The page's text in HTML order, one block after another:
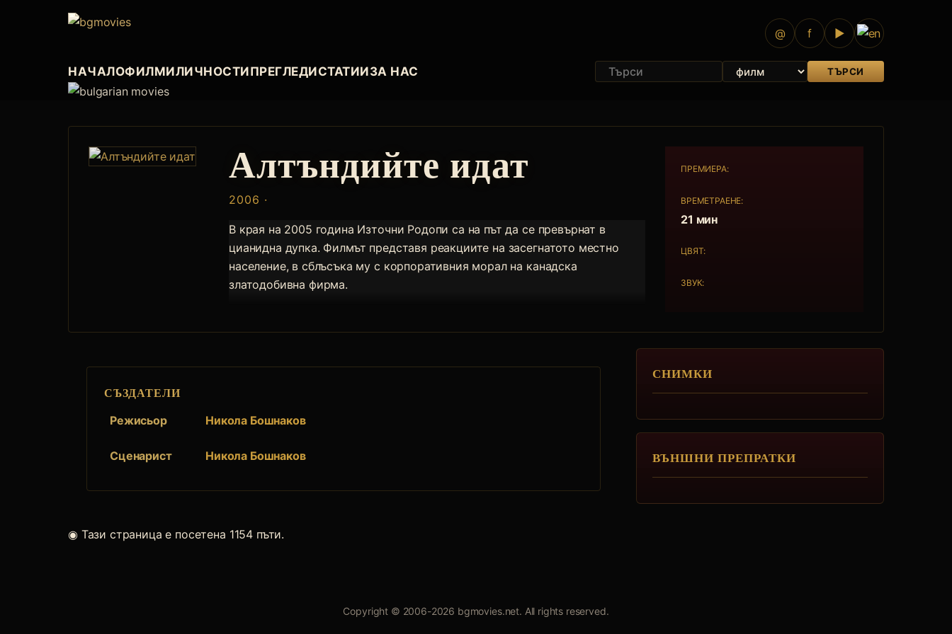
@ f ▶
НАЧАЛОФИЛМИЛИЧНОСТИПРЕГЛЕДИСТАТИИЗА НАС ТЪРСИ
Алтъндийте идат
2006 ·
В края на 2005 година Източни Родопи са на път да се превърнат в
цианидна дупка. Филмът представя реакциите на засегнатото местно
население, в сблъсъка му с корпоративния морал на канадска
златодобивна фирма.
ПРЕМИЕРА:
ВРЕМЕТРАЕНЕ:
21 мин
ЦВЯТ:
ЗВУК:
СЪЗДАТЕЛИ
Режисьор Никола Бошнаков
Сценарист Никола Бошнаков
СНИМКИ
ВЪНШНИ ПРЕПРАТКИ
◉ Тази страница е посетена 1154 пъти.
Copyright © 2006-2026 bgmovies.net. All rights reserved.